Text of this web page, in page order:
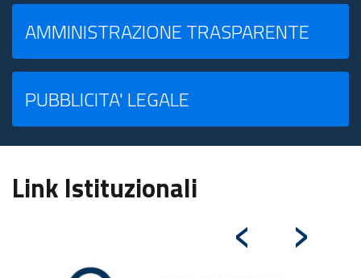
AMMINISTRAZIONE TRASPARENTE
PUBBLICITA' LEGALE
Link Istituzionali ‹ ›